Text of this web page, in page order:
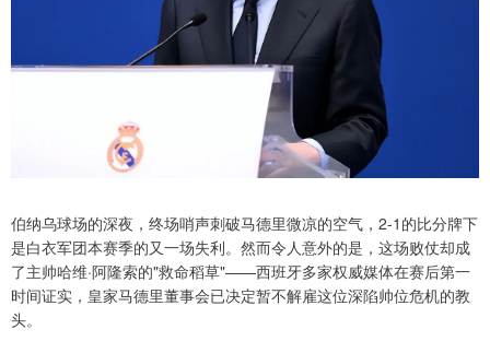
伯纳乌球场的深夜，终场哨声刺破马德里微凉的空气，2-1的比分牌下
是白衣军团本赛季的又一场失利。然而令人意外的是，这场败仗却成
了主帅哈维·阿隆索的"救命稻草"——西班牙多家权威媒体在赛后第一
时间证实，皇家马德里董事会已决定暂不解雇这位深陷帅位危机的教
头。